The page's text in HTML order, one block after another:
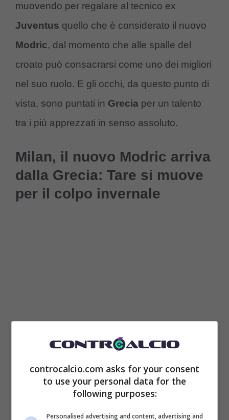
muovendo per regalare al tecnico ex
Juventus quello che è considerato il nuovo
Modric, dal momento che alle spalle del
croato può consacrarsi come uno dei migliori
nel suo ruolo. E gli occhi, da questo punto di
vista, sono puntati in Grecia per un talento
tra i più apprezzati in senso assoluto.
Milan, il nuovo Modric arriva
dalla Grecia: Tare si muove
per il colpo invernale
Leaguee soprattutto di tornare ad essere
competitiva anche per lottare con lo
Scudetto. Sfruttando, magari, l’assenza di
controcalcio.com asks for your consent
to use your personal data for the
following purposes:
Personalised advertising and content, advertising and